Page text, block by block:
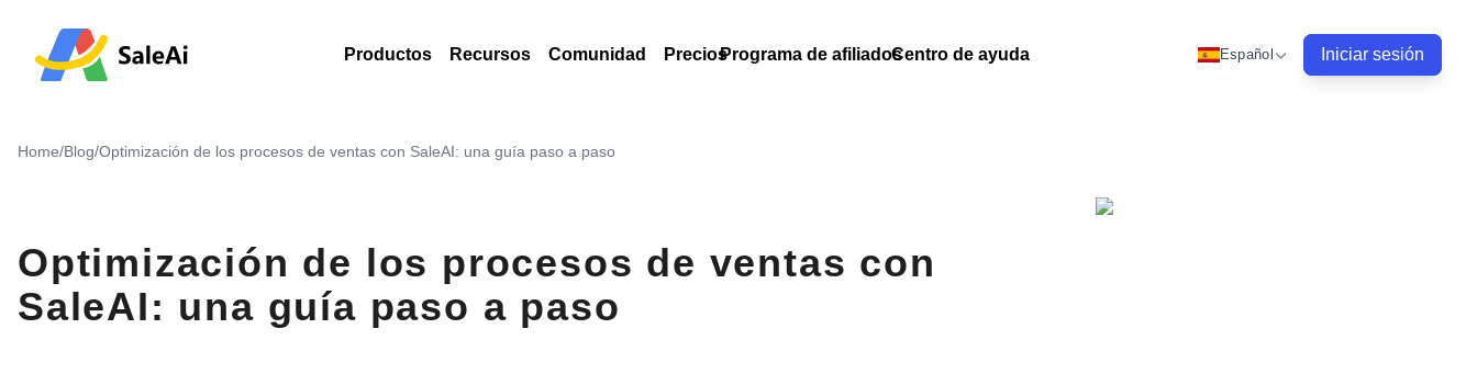
Productos Recursos Comunidad PreciosPrograma de afiliadosCentro de ayuda Español Iniciar sesión
Home/Blog/Optimización de los procesos de ventas con SaleAI: una guía paso a paso
Optimización de los procesos de ventas con
SaleAI: una guía paso a paso